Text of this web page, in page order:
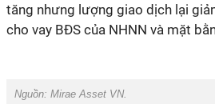
tăng nhưng lượng giao dịch lại
cho vay BĐS của NHNN và mặt
Nguồn: Mirae Asset VN.